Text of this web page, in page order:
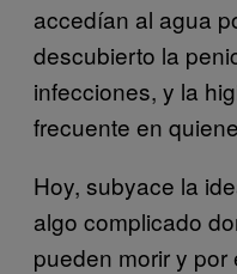
accedían al agua
descubierto la
infecciones, y la
frecuente en
Hoy, subyace la
algo complicado
pueden morir y